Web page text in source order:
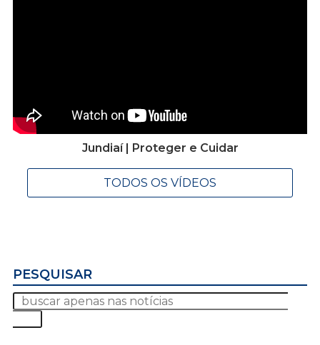
Jundiaí | Proteger e Cuidar
TODOS OS VÍDEOS
PESQUISAR